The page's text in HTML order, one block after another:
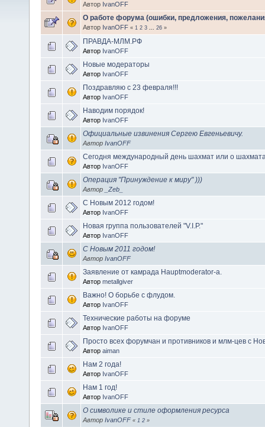
Автор IvanOFF
О работе форума (ошибки, предложения,
Автор IvanOFF « 1 2 3 ... 26 »
ПРАВДА-МЛМ.РФ
Автор IvanOFF
Новые модераторы
Автор IvanOFF
Поздравляю с 23 февраля!!!
Автор IvanOFF
Наводим порядок!
Автор IvanOFF
Официальные извинения Сергею Евгеньевичу.
Автор IvanOFF
Сегодня международный день шахмат или о
Автор IvanOFF
Операция "Принуждение к миру" )))
Автор _Zeb_
С Новым 2012 годом!
Автор IvanOFF
Новая группа пользователей "V.I.P."
Автор IvanOFF
С Новым 2011 годом!
Автор IvanOFF
Заявление от камрада Hauptmoderator-а.
Автор metallgiver
Важно! О борьбе с флудом.
Автор IvanOFF
Технические работы на форуме
Автор IvanOFF
Просто всех форумчан и противников и млм-цев с
Автор aiman
Нам 2 года!
Автор IvanOFF
Нам 1 год!
Автор IvanOFF
О символике и стиле оформления ресурса
Автор IvanOFF « 1 2 »